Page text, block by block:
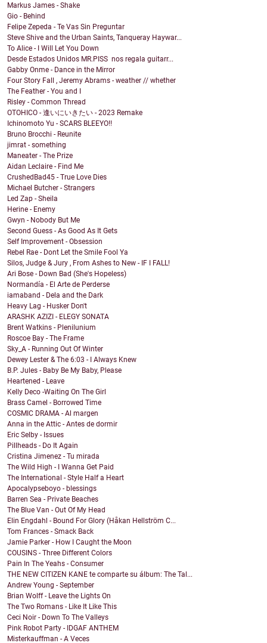
Markus James - Shake
Gio - Behind
Felipe Zepeda - Te Vas Sin Preguntar
Steve Shive and the Urban Saints, Tanqueray Haywar...
To Alice - I Will Let You Down
Desde Estados Unidos MR.PISS nos regala guitarr...
Gabby Onme - Dance in the Mirror
Four Story Fall , Jeremy Abrams - weather // whether
The Feather - You and I
Risley - Common Thread
OTOHICO - 逢いにいきたい - 2023 Remake
Ichinomoto Yu - SCARS BLEEYO!!
Bruno Brocchi - Reunite
jimrat - something
Maneater - The Prize
Aidan Leclaire - Find Me
CrushedBad45 - True Love Dies
Michael Butcher - Strangers
Led Zap - Sheila
Herine - Enemy
Gwyn - Nobody But Me
Second Guess - As Good As It Gets
Self Improvement - Obsession
Rebel Rae - Dont Let the Smile Fool Ya
Silos, Judge & Jury , From Ashes to New - IF I FALL!
Ari Bose - Down Bad (She's Hopeless)
Normandía - El Arte de Perderse
iamaband - Dela and the Dark
Heavy Lag - Husker Don't
ARASHK AZIZI - ELEGY SONATA
Brent Watkins - Plenilunium
Roscoe Bay - The Frame
Sky_A - Running Out Of Winter
Dewey Lester & The 6:03 - I Always Knew
B.P. Jules - Baby Be My Baby, Please
Heartened - Leave
Kelly Deco -Waiting On The Girl
Brass Camel - Borrowed Time
COSMIC DRAMA - Al margen
Anna in the Attic - Antes de dormir
Eric Selby - Issues
Pillheads - Do It Again
Cristina Jimenez - Tu mirada
The Wild High - I Wanna Get Paid
The International - Style Half a Heart
Apocalypseboyo - blessings
Barren Sea - Private Beaches
The Blue Van - Out Of My Head
Elin Engdahl - Bound For Glory (Håkan Hellström C...
Tom Frances - Smack Back
Jamie Parker - How I Caught the Moon
COUSINS - Three Different Colors
Pain In The Yeahs - Consumer
THE NEW CITIZEN KANE te comparte su álbum: The Tal...
Andrew Young - September
Brian Wolff - Leave the Lights On
The Two Romans - Like It Like This
Ceci Noir - Down To The Valleys
Pink Robot Party - IDGAF ANTHEM
Misterkauffman - A Veces